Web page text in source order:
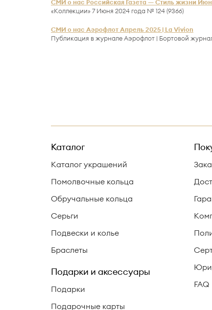
СМИ о нас Российская Газета — Стиль жизни
«Коллекции» 7 Июня 2024 года № 124 (9366)
СМИ о нас Аэрофлот Апрель 2025 | La Vivion
Публикация в журнале Аэрофлот | Бортовой
Каталог
Каталог украшений
Помолвочные кольца
Обручальные кольца
Серьги
Подвески и колье
Браслеты
Подарки и аксессуары
Подарки
Подарочные карты
FAQ